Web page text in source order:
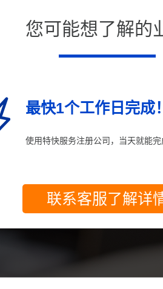
您可能想了解的
最快1个工作日完成！
使用特快服务注册公司，当天就能完
联系客服了解详